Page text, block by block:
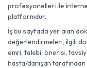
profesyonelleri ile internet
platformdur.
İş bu sayfada yer alan
değerlendirmeleri, ilgili
emri, talebi, önerisi,
hasta/danışan tarafından